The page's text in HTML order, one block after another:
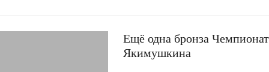
Ещё одна бронза
Якимушкина